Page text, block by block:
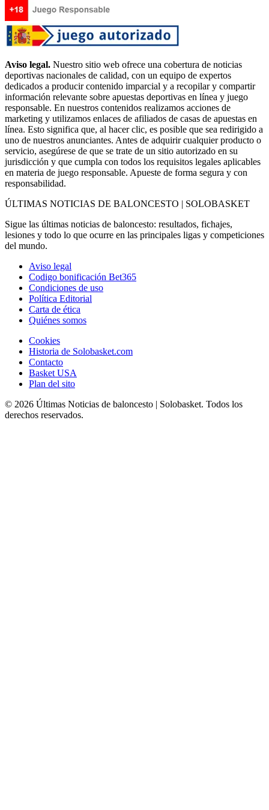
Aviso legal. Nuestro sitio web ofrece una cobertura de noticias
deportivas nacionales de calidad, con un equipo de expertos
dedicados a producir contenido imparcial y a recopilar y compartir
información relevante sobre apuestas deportivas en línea y juego
responsable. En nuestros contenidos realizamos acciones de
marketing y utilizamos enlaces de afiliados de casas de apuestas en
línea. Esto significa que, al hacer clic, es posible que sea redirigido a
uno de nuestros anunciantes. Antes de adquirir cualquier producto o
servicio, asegúrese de que se trate de un sitio autorizado en su
jurisdicción y que cumpla con todos los requisitos legales aplicables
en materia de juego responsable. Apueste de forma segura y con
responsabilidad.
ÚLTIMAS NOTICIAS DE BALONCESTO | SOLOBASKET
Sigue las últimas noticias de baloncesto: resultados, fichajes,
lesiones y todo lo que ocurre en las principales ligas y competiciones
del mundo.
Aviso legal
Codigo bonificación Bet365
Condiciones de uso
Política Editorial
Carta de ética
Quiénes somos
Cookies
Historia de Solobasket.com
Contacto
Basket USA
Plan del sito
© 2026 Últimas Noticias de baloncesto | Solobasket. Todos los
derechos reservados.